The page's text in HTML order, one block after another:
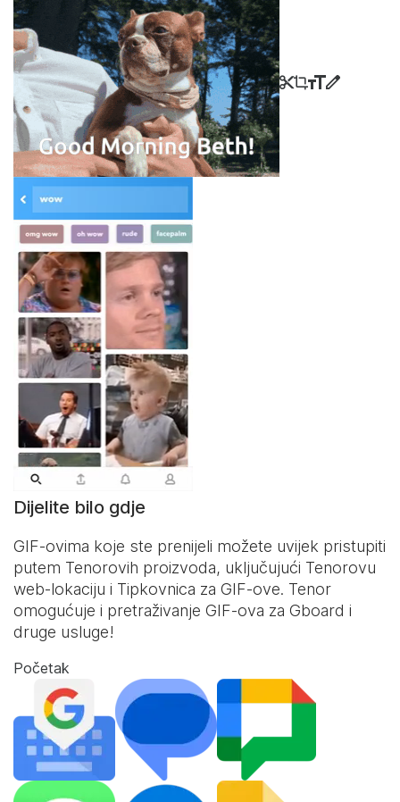
Dijelite bilo gdje
GIF-ovima koje ste prenijeli možete uvijek pristupiti
putem Tenorovih proizvoda, uključujući Tenorovu
web-lokaciju i Tipkovnica za GIF-ove. Tenor
omogućuje i pretraživanje GIF-ova za Gboard i
druge usluge!
Početak